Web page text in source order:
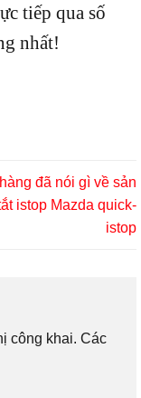
tiếp qua số
nhất!
đã nói gì về sản
istop Mazda quick-
istop
công khai. Các